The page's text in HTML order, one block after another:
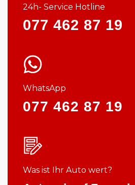
24h- Service Hotline
077 462 87 19
WhatsApp
077 462 87 19
Was ist Ihr Auto wert?